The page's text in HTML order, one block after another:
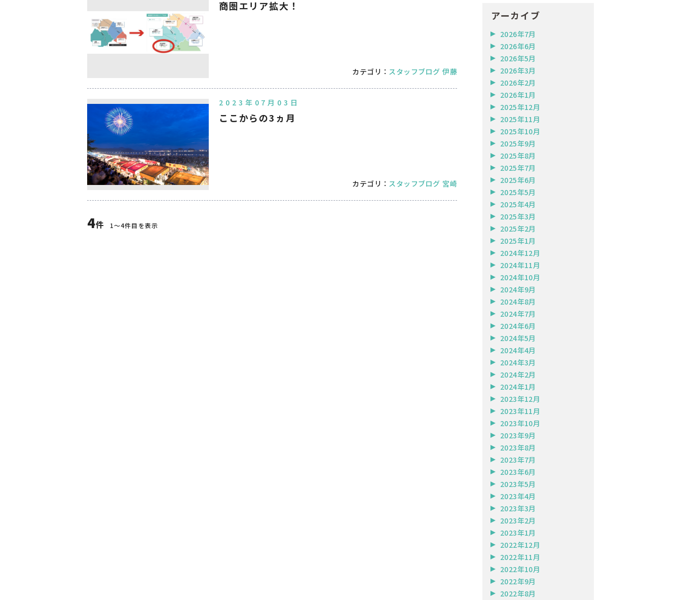
商圏エリア拡大！
カテゴリ： スタッフブログ 伊藤
2023年07月03日
ここからの3ヵ月
カテゴリ： スタッフブログ 宮崎
4件 1〜4件目を表示
アーカイブ
2026年7月
2026年6月
2026年5月
2026年3月
2026年2月
2026年1月
2025年12月
2025年11月
2025年10月
2025年9月
2025年8月
2025年7月
2025年6月
2025年5月
2025年4月
2025年3月
2025年2月
2025年1月
2024年12月
2024年11月
2024年10月
2024年9月
2024年8月
2024年7月
2024年6月
2024年5月
2024年4月
2024年3月
2024年2月
2024年1月
2023年12月
2023年11月
2023年10月
2023年9月
2023年8月
2023年7月
2023年6月
2023年5月
2023年4月
2023年3月
2023年2月
2023年1月
2022年12月
2022年11月
2022年10月
2022年9月
2022年8月